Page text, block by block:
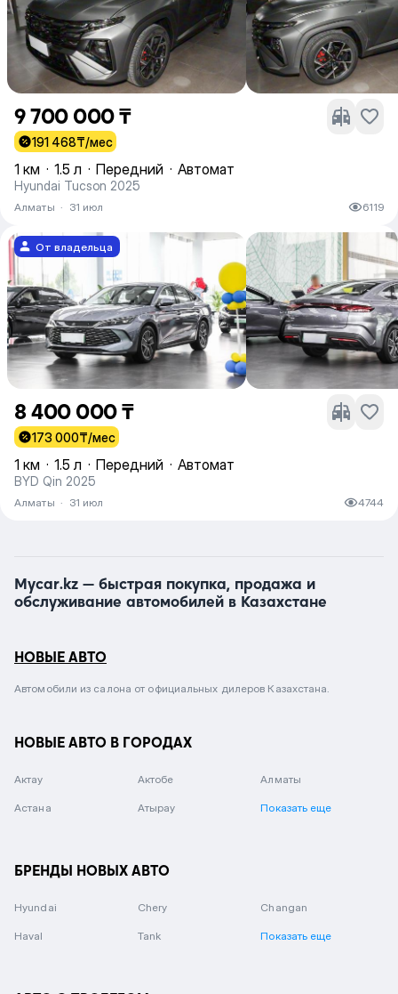
9 700 000 ₸
191 468₸/мес
1 км · 1.5 л · Передний · Автомат
Hyundai Tucson 2025
Алматы · 31 июл 6119
От владельца
8 400 000 ₸
173 000₸/мес
1 км · 1.5 л · Передний · Автомат
BYD Qin 2025
Алматы · 31 июл 4744
Mycar.kz — быстрая покупка, продажа и
обслуживание автомобилей в Казахстане
НОВЫЕ АВТО
Автомобили из салона от официальных дилеров Казахстана.
НОВЫЕ АВТО В ГОРОДАХ
Актау Актобе Алматы
Астана Атырау Показать еще
БРЕНДЫ НОВЫХ АВТО
Hyundai Chery Changan
Haval Tank Показать еще